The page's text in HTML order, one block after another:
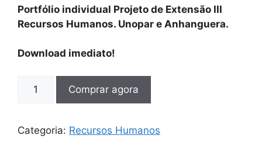
Portfólio individual Projeto de Extensão III
Recursos Humanos. Unopar e Anhanguera.
Download imediato!
Comprar agora
Categoria: Recursos Humanos